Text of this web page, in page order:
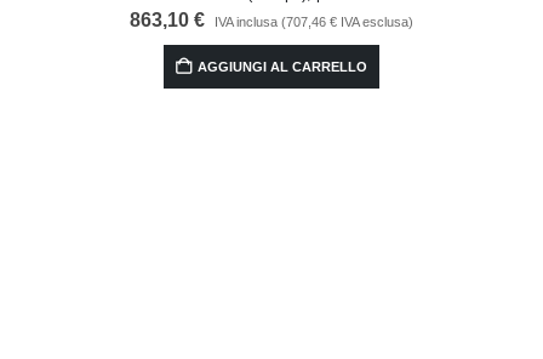
863,10 € IVA inclusa (707,46 € IVA esclusa)
AGGIUNGI AL CARRELLO